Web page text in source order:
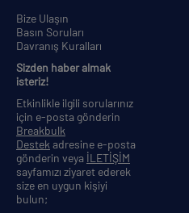
Bize Ulaşın
Basın Soruları
Davranış Kuralları
Sizden haber almak
isteriz!
Etkinlikle ilgili sorularınız
için e-posta gönderin
Breakbulk
Destek adresine e-posta
gönderin veya İLETİŞİM
sayfamızı ziyaret ederek
size en uygun kişiyi
bulun;